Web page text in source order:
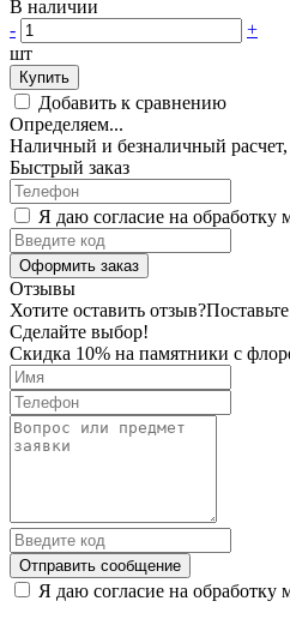
В наличии
-
+
шт
Купить
Добавить к сравнению
Определяем...
Наличный и безналичный
Быстрый заказ
Я даю согласие на
Оформить заказ
Отзывы
Хотите оставить отзыв?
Сделайте выбор!
Скидка 10% на памятники с
Отправить сообщение
Я даю согласие на